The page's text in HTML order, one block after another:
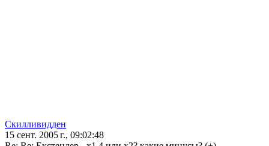
Скилливидден
15 сент. 2005 г., 09:02:48